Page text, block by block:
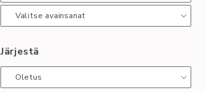
Valitse avainsanat
Järjestä
Oletus